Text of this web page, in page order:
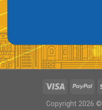
Copyright 2026 ©